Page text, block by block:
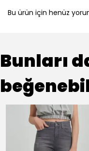
Bu ürün için henüz
Bunları